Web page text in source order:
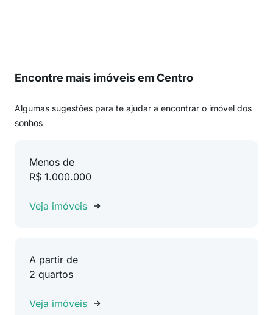
Encontre mais imóveis em Centro
Algumas sugestões para te ajudar a encontrar o imóvel dos
sonhos
Menos de
R$ 1.000.000
Veja imóveis
A partir de
2 quartos
Veja imóveis